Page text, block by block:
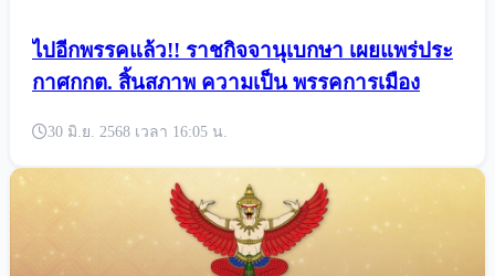
ไปอีกพรรคแล้ว!! ราชกิจจานุเบกษา เผยแพร่ประ
กาศกกต. สิ้นสภาพ ความเป็น พรรคการเมือง
30 มิ.ย. 2568 เวลา 16:05 น.